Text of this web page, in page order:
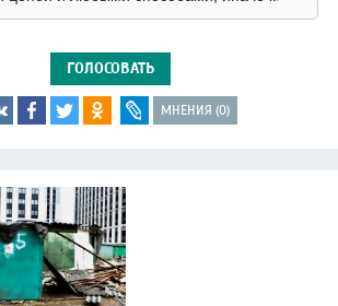
ГОЛОСОВАТЬ
МНЕНИЯ (0)